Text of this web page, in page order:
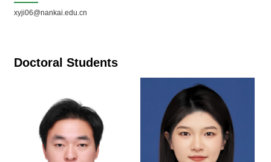
xyji06@nankai.edu.cn
Doctoral Students